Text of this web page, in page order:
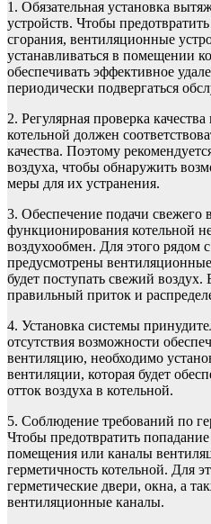
1. Обязательная установка
устройств. Чтобы
сгорания, вентиляционные
устанавливаться в помещении
обеспечивать эффективное
периодически подвергаться
2. Регулярная проверка
котельной должен
качества. Поэтому
воздуха, чтобы обнаружить
меры для их устранения.
3. Обеспечение подачи свежего
функционирования котельной
воздухообмен. Для этого рядом
предусмотрены вентиляционные
будет поступать свежий воздух.
правильный приток и
4. Установка системы
отсутствия возможности
вентиляцию, необходимо
вентиляции, которая будет
отток воздуха в котельной.
5. Соблюдение требований по
Чтобы предотвратить
помещения или каналы
герметичность котельной. Для
герметические двери, окна, а
вентиляционные каналы.